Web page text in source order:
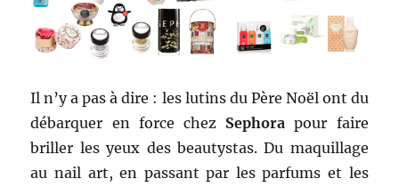
Il n’y a pas à dire : les lutins du Père Noël ont du
débarquer en force chez Sephora pour faire
briller les yeux des beautystas. Du maquillage
au nail art, en passant par les parfums et les